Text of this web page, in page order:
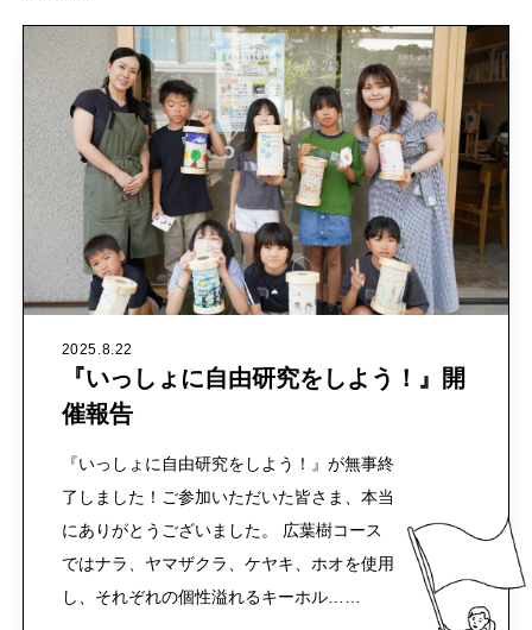
2025.8.22
『いっしょに自由研究をしよう！』開
催報告
『いっしょに自由研究をしよう！』が無事終
了しました！ご参加いただいた皆さま、本当
にありがとうございました。 広葉樹コース
ではナラ、ヤマザクラ、ケヤキ、ホオを使用
し、それぞれの個性溢れるキーホル……